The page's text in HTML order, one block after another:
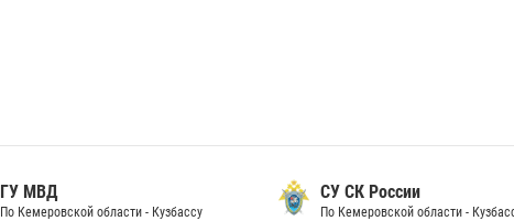
ГУ МВД
По Кемеровской области - Кузбассу
СУ СК России
По Кемеровской области -